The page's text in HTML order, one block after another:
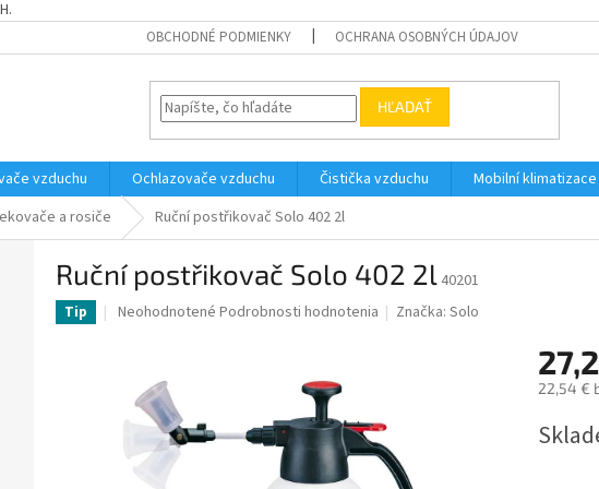
OBCHODNÉ PODMIENKY OCHRANA OSOBNÝCH ÚDAJOV
HĽADAŤ
vzduchu Ochlazovače vzduchu Čistička vzduchu Mobilní klimatizace
a rosiče Ruční postřikovač Solo 402 2l
Ruční postřikovač Solo 402 2l 40201
Tip
Priemerné
hviezdičiek.
Neohodnotené Podrobnosti hodnotenia Značka:Solo
22,54 €
cena: